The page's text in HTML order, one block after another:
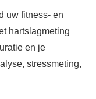
uw fitness- en
hartslagmeting
en je
stressmeting,